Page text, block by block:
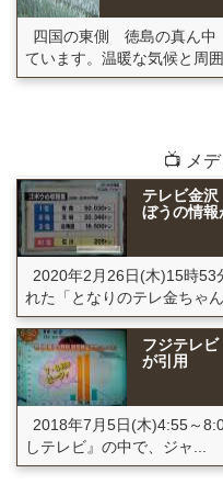
四国の東側 徳島の真ん中
ています。温暖な気候と周
📺 メ
テレビ金
ぼうの情報
2020年2月26日(木)15時53
れた「となりのテレ金ちゃ
フジテレ
が引用
2018年7月5日(木)4:55～
しテレビ』の中で、ジャ...